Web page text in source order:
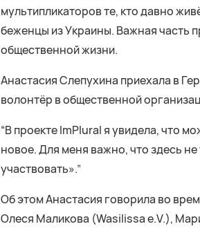
мультипликаторов те, кто давно
беженцы из Украины. Важная часть
общественной жизни.
Анастасия Слепухина приехала в
волонтёр в общественной
“В проекте ImPlural я увидела, что
новое. Для меня важно, что здесь
участвовать».”
Об этом Анастасия говорила во
Олеся Маликова (Wasilissa e.V.),